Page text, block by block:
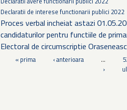
Declaratii de interese functionarii publici 2022
Proces verbal incheiat astazi
candidaturilor pentru functiile de
Electoral de circumscriptie
Pagini
« prima ‹ anterioara …
›